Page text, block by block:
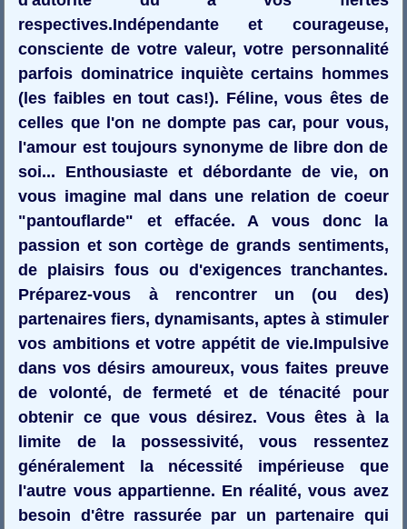
respectives.Indépendante et courageuse,
consciente de votre valeur, votre personnalité
parfois dominatrice inquiète certains hommes
(les faibles en tout cas!). Féline, vous êtes de
celles que l'on ne dompte pas car, pour vous,
l'amour est toujours synonyme de libre don de
soi... Enthousiaste et débordante de vie, on
vous imagine mal dans une relation de coeur
"pantouflarde" et effacée. A vous donc la
passion et son cortège de grands sentiments,
de plaisirs fous ou d'exigences tranchantes.
Préparez-vous à rencontrer un (ou des)
partenaires fiers, dynamisants, aptes à stimuler
vos ambitions et votre appétit de vie.Impulsive
dans vos désirs amoureux, vous faites preuve
de volonté, de fermeté et de ténacité pour
obtenir ce que vous désirez. Vous êtes à la
limite de la possessivité, vous ressentez
généralement la nécessité impérieuse que
l'autre vous appartienne. En réalité, vous avez
besoin d'être rassurée par un partenaire qui